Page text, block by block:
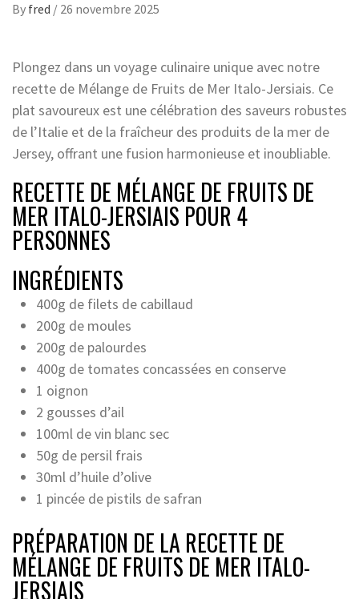
By fred / 26 novembre 2025
Plongez dans un voyage culinaire unique avec notre
recette de Mélange de Fruits de Mer Italo-Jersiais. Ce
plat savoureux est une célébration des saveurs robustes
de l’Italie et de la fraîcheur des produits de la mer de
Jersey, offrant une fusion harmonieuse et inoubliable.
RECETTE DE MÉLANGE DE FRUITS DE
MER ITALO-JERSIAIS POUR 4
PERSONNES
INGRÉDIENTS
400g de filets de cabillaud
200g de moules
200g de palourdes
400g de tomates concassées en conserve
1 oignon
2 gousses d’ail
100ml de vin blanc sec
50g de persil frais
30ml d’huile d’olive
1 pincée de pistils de safran
PRÉPARATION DE LA RECETTE DE
MÉLANGE DE FRUITS DE MER ITALO-
JERSIAIS